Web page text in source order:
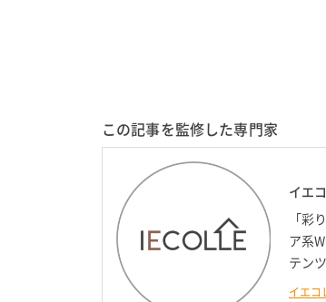
この記事を監修した専門家
イエ
「彩
ア系
テン
イエコ